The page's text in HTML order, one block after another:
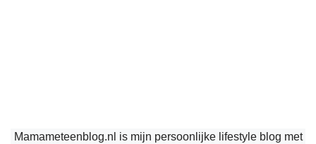
Mamameteenblog.nl is mijn persoonlijke lifestyle blog met